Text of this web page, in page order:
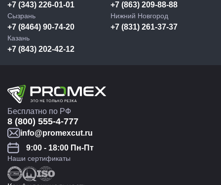
+7 (343) 226-01-01 +7 (863) 209-88-88
Сызрань
+7 (8464) 90-74-20
Нижний Новгород
+7 (831) 261-37-37
Казань
+7 (843) 202-42-12
Бесплатно по РФ
8 (800) 555-4-777
info@promexcut.ru
9:00 - 18:00 Пн-Пт
Наши сертификаты